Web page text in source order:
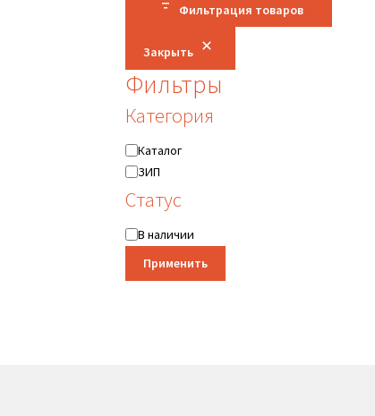
Фильтрация товаров
Закрыть
Фильтры
Категория
Категория
Каталог
ЗИП
Статус
Статус
В наличии
Применить